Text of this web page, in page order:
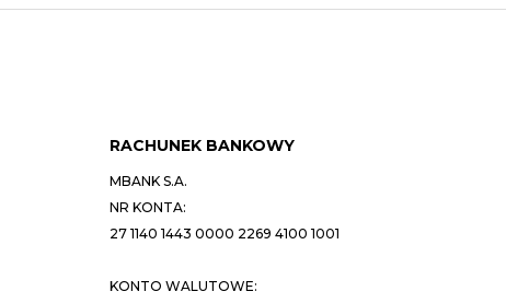
RACHUNEK BANKOWY
MBANK S.A.
NR KONTA:
27 1140 1443 0000 2269 4100 1001
KONTO WALUTOWE: